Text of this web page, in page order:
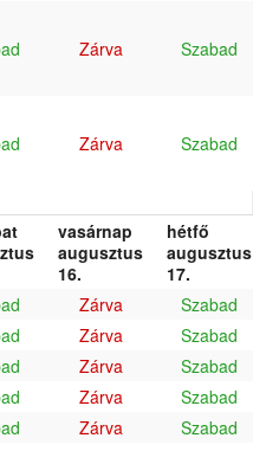
Zárva Szabad
Zárva Szabad
vasárnap
augusztus
16.
hétfő
augusztus
17.
Zárva
Szabad
Zárva
Szabad
Zárva
Szabad
Zárva
Szabad
Zárva
Szabad